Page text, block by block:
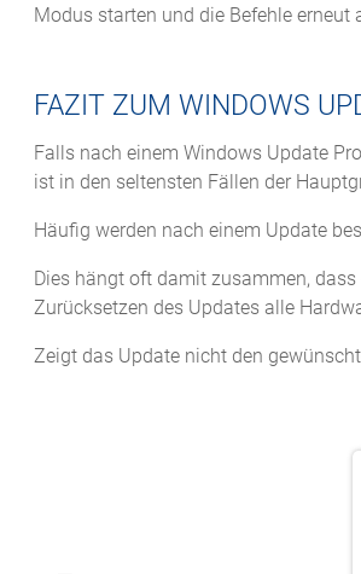
Modus starten und die Befehle erneut
FAZIT ZUM WINDOWS
Falls nach einem Windows Update
ist in den seltensten Fällen der
Häufig werden nach einem Update
Dies hängt oft damit zusammen,
Zurücksetzen des Updates alle
Zeigt das Update nicht den